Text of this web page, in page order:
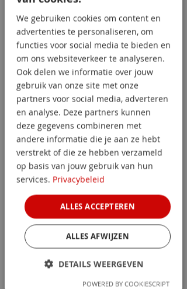
ondernemers te helpen voorkomen
dat er medewerkers met een
verleden van fraude of criminaliteit
‘ongezien’ het bedrijf in komen. De
zogenaamde draaideurcrimineel.
Hieronder in het kort hoe het werkt.
We gebruiken cookies om content en
advertenties te personaliseren, om
functies voor social media te bieden en
om ons websiteverkeer te analyseren.
Ook delen we informatie over jouw
gebruik van onze site met onze
partners voor social media, adverteren
en analyse. Deze partners kunnen
deze gegevens combineren met
andere informatie die je aan ze hebt
verstrekt of die ze hebben verzameld
op basis van jouw gebruik van hun
services. Privacybeleid
ALLES ACCEPTEREN
ALLES AFWIJZEN
DETAILS WEERGEVEN
POWERED BY COOKIESCRIPT